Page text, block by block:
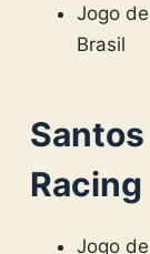
Jogo
Brasil
Racing
Jogo